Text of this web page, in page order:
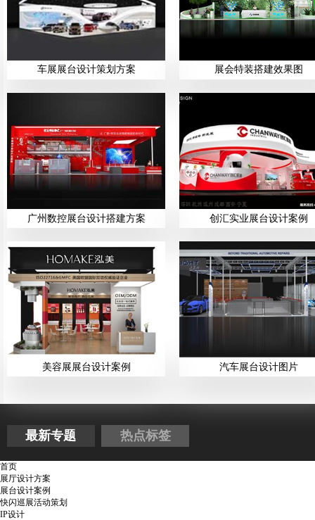
车展展台设计策划方案 展会特装搭建效果图
广州数控展台设计搭建方案 创汇实业展台设计案例
美容展展台设计案例 汽车展台设计图片
最新专题 热点标签
首页
展厅设计方案
展台设计案例
快闪巡展活动策划
IP设计